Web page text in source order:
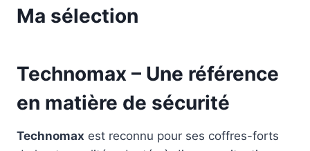
Ma sélection
Technomax – Une référence
en matière de sécurité
Technomax est reconnu pour ses coffres-forts